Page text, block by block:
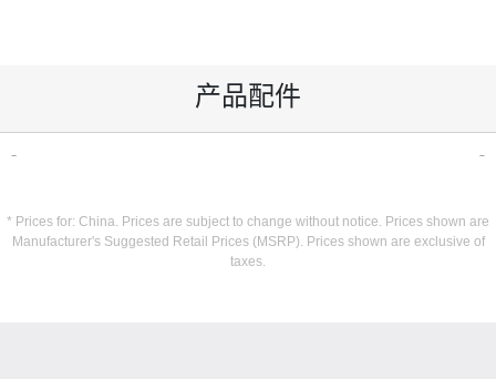
产品配件
* Prices for: China. Prices are subject to change without notice. Prices shown are
Manufacturer's Suggested Retail Prices (MSRP). Prices shown are exclusive of
taxes.